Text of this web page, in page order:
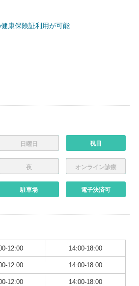
康保険証利用が可能
日曜日 祝日
夜 オンライン診療
駐車場 電子決済可
12:00 14:00-18:00
12:00 14:00-18:00
12:00 14:00-18:00